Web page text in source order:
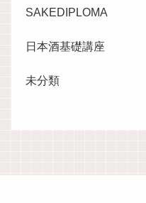
SAKEDIPLOMA
日本酒基礎講座
未分類